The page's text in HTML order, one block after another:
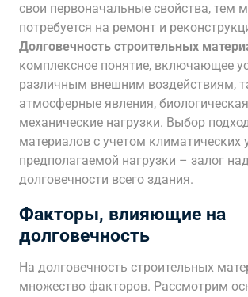
свои первоначальные свойства, тем
потребуется на ремонт и
Долговечность строительных
комплексное понятие, включающее
различным внешним воздействиям,
атмосферные явления,
механические нагрузки. Выбор
материалов с учетом климатических
предполагаемой нагрузки – залог
долговечности всего здания.
Факторы, влияющие на
долговечность
На долговечность строительных
множество факторов. Рассмотрим